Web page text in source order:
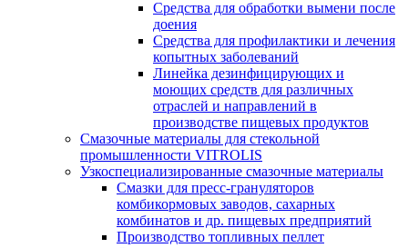
Средства для обработки вымени после
доения
Средства для профилактики и лечения
копытных заболеваний
Линейка дезинфицирующих и
моющих средств для различных
отраслей и направлений в
производстве пищевых продуктов
Смазочные материалы для стекольной
промышленности VITROLIS
Узкоспециализированные смазочные материалы
Смазки для пресс-грануляторов
комбикормовых заводов, сахарных
комбинатов и др. пищевых предприятий
Производство топливных пеллет